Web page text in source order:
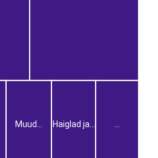
Muud... Haiglad ja... ...